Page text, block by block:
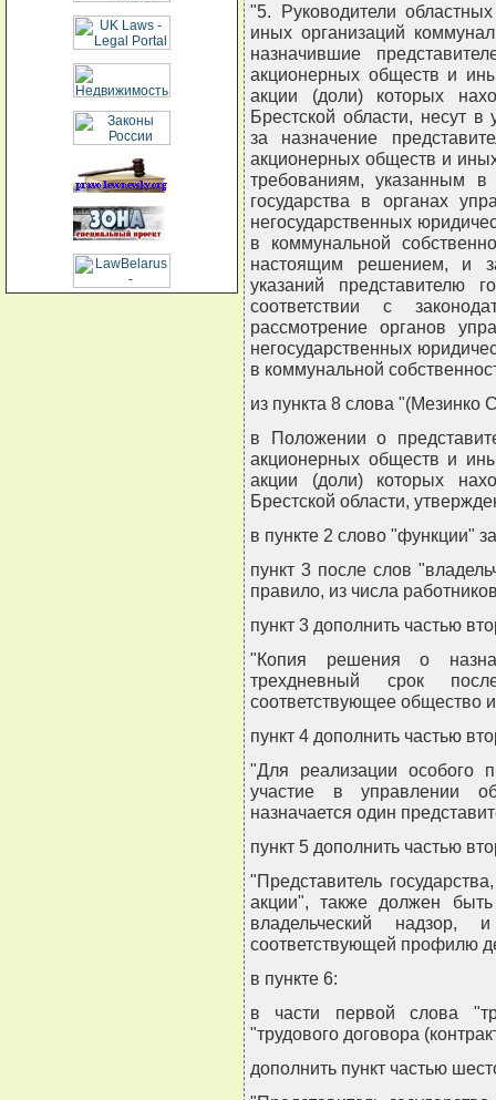
"5. Руководители
иных организаций
назначившие
акционерных обществ и
акции (доли) которых
Брестской области, несут в
за назначение
акционерных обществ и
требованиям, указанным
государства в органах
негосударственных
в коммунальной
настоящим решением, и
указаний представителю
соответствии с
рассмотрение органов
негосударственных
в коммунальной
из пункта 8 слова "(Мезинко
в Положении о
акционерных обществ и
акции (доли) которых
Брестской области,
в пункте 2 слово "функции"
пункт 3 после слов
правило, из числа
пункт 3 дополнить частью
"Копия решения о
трехдневный срок
соответствующее общество
пункт 4 дополнить частью
"Для реализации особого
участие в управлении
назначается один
пункт 5 дополнить частью
"Представитель
акции", также должен
владельческий
соответствующей профилю
в пункте 6:
в части первой слова
"трудового договора
дополнить пункт частью